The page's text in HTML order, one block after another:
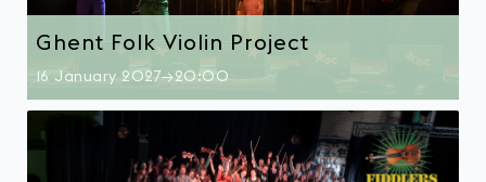
Ghent Folk Violin Project
16 January 2027→20:00